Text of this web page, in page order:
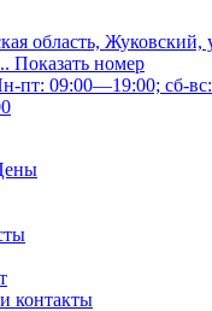
область, Жуковский,
Показать номер
пт: 09:00—19:00; сб-
контакты